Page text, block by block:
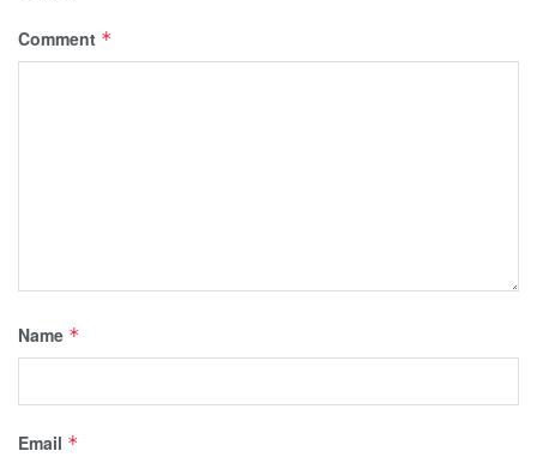
Comment *
Name *
Email *